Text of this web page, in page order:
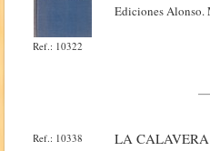
Ref.: 10322
Ediciones Alonso.
Ref.: 10338
LA